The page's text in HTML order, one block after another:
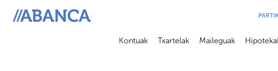
ABANCA
Kontuak
Abrir submenú
Txartelak
Abrir submenú
Maileguak
Abrir